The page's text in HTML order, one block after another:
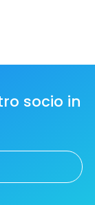
socio in